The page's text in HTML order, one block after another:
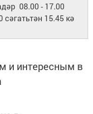
08.00 - 17.00
15.45 кә
и интересным в